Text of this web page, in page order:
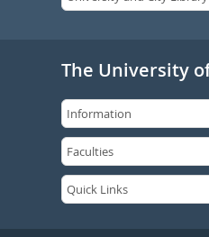
The University